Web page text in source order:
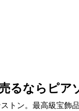
るならピア
トン。最高級宝